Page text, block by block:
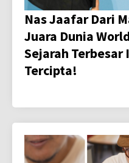
Nas Jaafar Dari
Juara Dunia
Sejarah
Tercipta!